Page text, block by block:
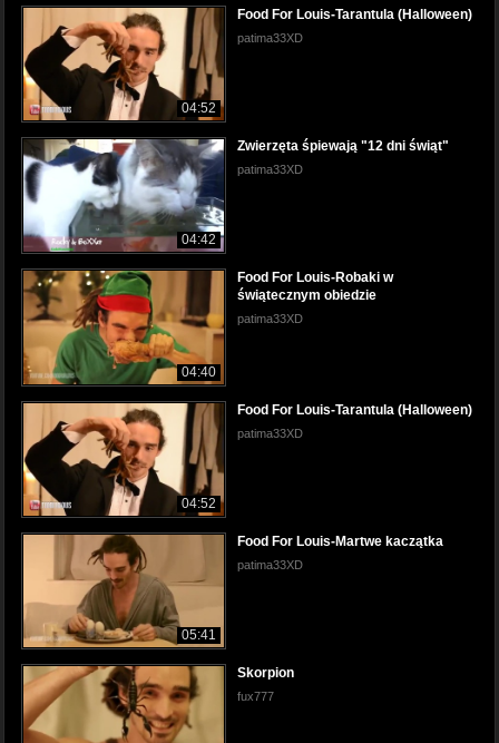
04:52
Food For Louis-Tarantula (Halloween)
patima33XD
04:42
Zwierzęta śpiewają "12 dni świąt"
patima33XD
04:40
Food For Louis-Robaki w
świątecznym obiedzie
patima33XD
04:52
Food For Louis-Tarantula (Halloween)
patima33XD
05:41
Food For Louis-Martwe kaczątka
patima33XD
Skorpion
fux777